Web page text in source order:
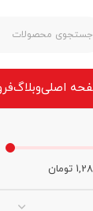
اصلیوبلاگ
تومان